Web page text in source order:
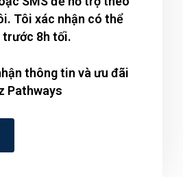
Tôi xác nhận có thể
trước 8h tối.
thông tin và ưu đãi
Pathways